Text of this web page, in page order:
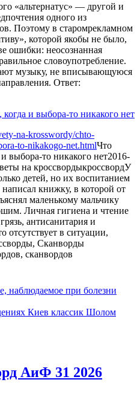
«альтернатус» — другой и
одного из
Поэтому в старомрекламном
которой якобы не было,
ошибки: неосознанная
словоупотребление.
музыку, не вписывающуюся
Ответ:
na-krosswordy/chto-
to-nikakogo-net.htmlЧто
и выбора-то никакого нет2016-
на кроссвордыкроссвордУ
детей, но их воспитанием
книжку, в которой от
маленькому мальчику
Личная гигиена и чтение
антисанитария и
отсутствует в ситуации,
Сканворды
наблюдаемое при болезни
Киев классик Шолом
АиФ 31 2026